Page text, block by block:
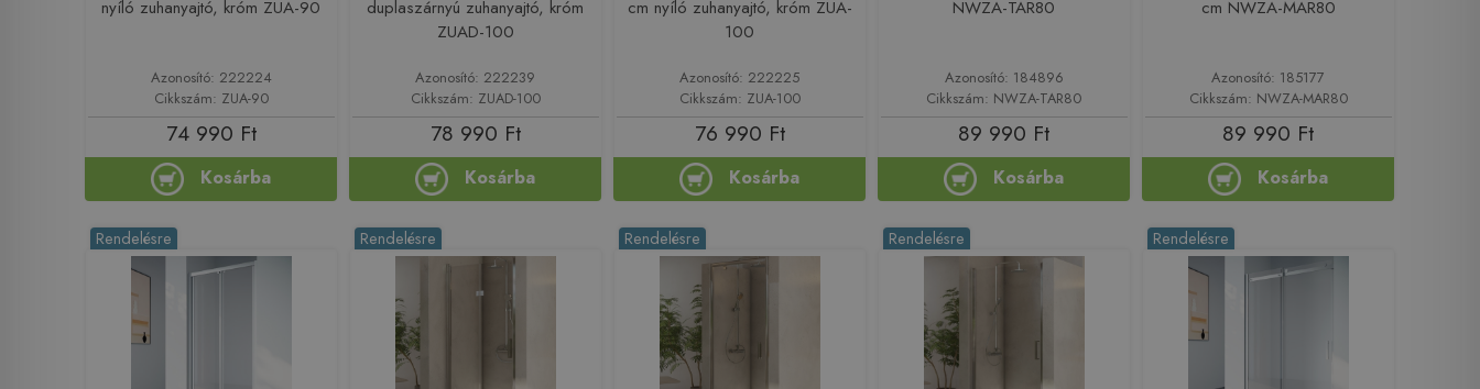
nyíló zuhanyajtó, króm ZUA-90
Azonosító: 222224
Cikkszám: ZUA-90
74 990 Ft
Kosárba
duplaszárnyú zuhanyajtó, króm
ZUAD-100
Azonosító: 222239
Cikkszám: ZUAD-100
78 990 Ft
Kosárba
cm nyíló zuhanyajtó, króm ZUA-
100
Azonosító: 222225
Cikkszám: ZUA-100
76 990 Ft
Kosárba
NWZA-TAR80
Azonosító: 184896
Cikkszám: NWZA-TAR80
89 990 Ft
Kosárba
cm NWZA-MAR80
Azonosító: 185177
Cikkszám: NWZA-MAR80
89 990 Ft
Kosárba
Rendelésre Rendelésre Rendelésre Rendelésre Rendelésre